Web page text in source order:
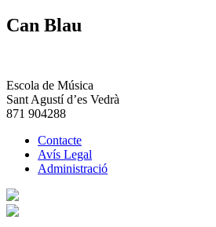
Can Blau
Escola de Música
Sant Agustí d’es Vedrà
871 904288
Contacte
Avís Legal
Administració